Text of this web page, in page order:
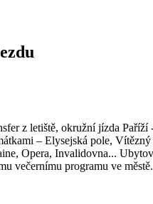
z letiště, okružní jízda Paříží
– Elysejská pole,
Opera, Invalidovna...
večernímu programu ve městě.